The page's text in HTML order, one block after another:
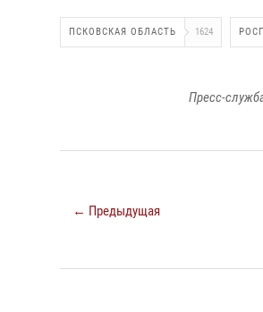
ПСКОВСКАЯ ОБЛАСТЬ 1624
Пресс-
← Предыдущая